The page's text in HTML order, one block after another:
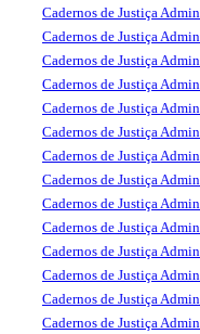
Cadernos de Justiça
Cadernos de Justiça
Cadernos de Justiça
Cadernos de Justiça
Cadernos de Justiça
Cadernos de Justiça
Cadernos de Justiça
Cadernos de Justiça
Cadernos de Justiça
Cadernos de Justiça
Cadernos de Justiça
Cadernos de Justiça
Cadernos de Justiça
Cadernos de Justiça